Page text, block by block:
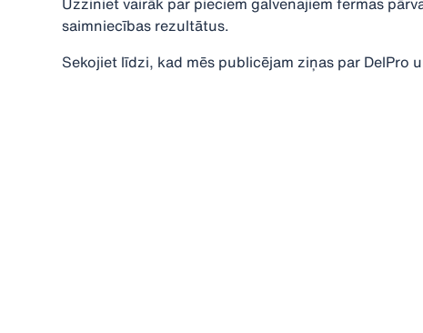
saimniecības rezultātus.
Sekojiet līdzi, kad mēs publicējam ziņas par DelPro